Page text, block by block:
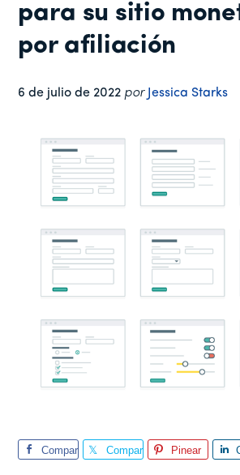
WordPress
para su sitio
por afiliación
6 de julio de 2022 por Jessica Starks
Compar
Compar
Pinear